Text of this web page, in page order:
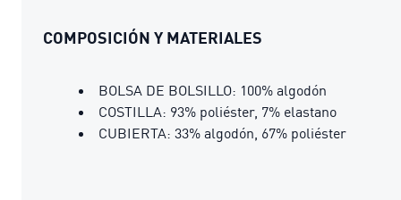
COMPOSICIÓN Y MATERIALES
BOLSA DE BOLSILLO: 100% algodón
COSTILLA: 93% poliéster, 7% elastano
CUBIERTA: 33% algodón, 67% poliéster